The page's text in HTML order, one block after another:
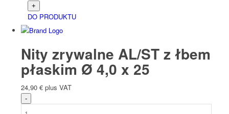
DO PRODUKTU
Nity zrywalne AL/ST z łbem
płaskim Ø 4,0 x 25
24,90 € plus VAT